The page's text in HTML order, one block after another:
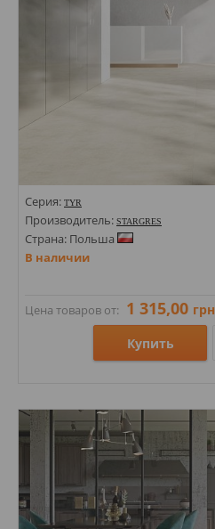
Серия: TYR
Производитель: STARGRES
Страна: Польша
В наличии
Цена товаров от: 1 315,00 грн
Купить
Стили: Под бетон; Под камень;
Цвета: